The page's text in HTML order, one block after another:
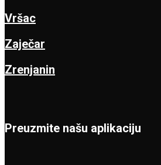
Vršac
Zaječar
Zrenjanin
Preuzmite našu aplikaciju